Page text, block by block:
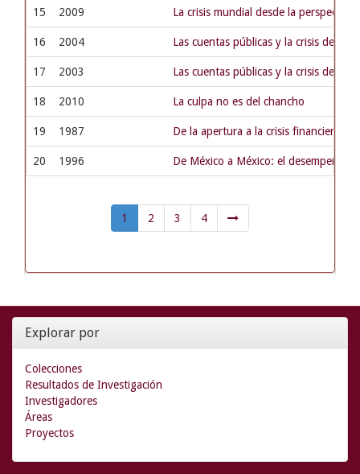
15 2009 La crisis mundial desde la
16 2004 Las cuentas públicas y la crisis de la
17 2003 Las cuentas públicas y la crisis de la
18 2010 La culpa no es del chancho
19 1987 De la apertura a la crisis financiera.
20 1996 De México a México: el desempeño
1 2 3 4
Explorar por
Colecciones
Resultados de Investigación
Investigadores
Áreas
Proyectos